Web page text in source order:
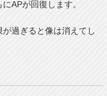
APが回復します。
過ぎると像は消えてし